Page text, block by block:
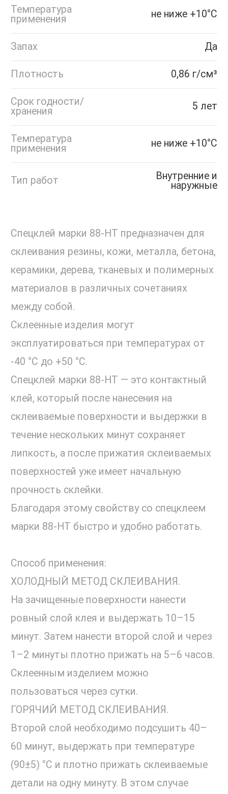
Температура
применения
не ниже +10°С
Запах Да
Плотность 0,86 г/см³
Срок годности/
хранения
5 лет
Температура
применения
не ниже +10°С
Тип работ
Внутренние и
наружные
Спецклей марки 88-НТ предназначен для
склеивания резины, кожи, металла, бетона,
керамики, дерева, тканевых и полимерных
материалов в различных сочетаниях
между собой.
Склеенные изделия могут
эксплуатироваться при температурах от
-40 °С до +50 °С.
Спецклей марки 88-НТ — это контактный
клей, который после нанесения на
склеиваемые поверхности и выдержки в
течение нескольких минут сохраняет
липкость, а после прижатия склеиваемых
поверхностей уже имеет начальную
прочность склейки.
Благодаря этому свойству со спецклеем
марки 88-НТ быстро и удобно работать.
Способ применения:
ХОЛОДНЫЙ МЕТОД СКЛЕИВАНИЯ.
На зачищенные поверхности нанести
ровный слой клея и выдержать 10–15
минут. Затем нанести второй слой и через
1–2 минуты плотно прижать на 5–6 часов.
Склеенным изделием можно
пользоваться через сутки.
ГОРЯЧИЙ МЕТОД СКЛЕИВАНИЯ.
Второй слой необходимо подсушить 40–
60 минут, выдержать при температуре
(90±5) °С и плотно прижать склеиваемые
детали на одну минуту. В этом случае